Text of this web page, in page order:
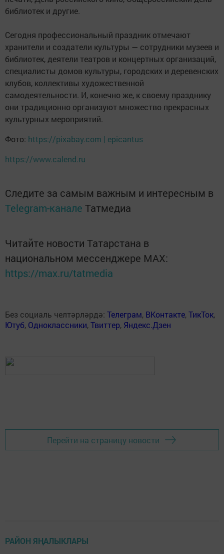
библиотек и другие.
Сегодня профессиональный праздник отмечают
хранители и создатели культуры — сотрудники музеев и
библиотек, деятели театров и концертных организаций,
специалисты домов культуры, городских и деревенских
клубов, коллективы художественной
самодеятельности. И, конечно же, к своему празднику
они традиционно организуют множество прекрасных
культурных мероприятий.
Фото: https://pixabay.com | epicantus
https://www.calend.ru
Следите за самым важным и интересным в
Telegram-канале Татмедиа
Читайте новости Татарстана в
национальном мессенджере MАХ:
https://max.ru/tatmedia
Без социаль челтәрләрдә: Телеграм, ВКонтакте,ТикТок,
Ютуб, Одноклассники,Твиттер, Яндекс.Дзен
Перейти на страницу новости
РАЙОН ЯҢАЛЫКЛАРЫ